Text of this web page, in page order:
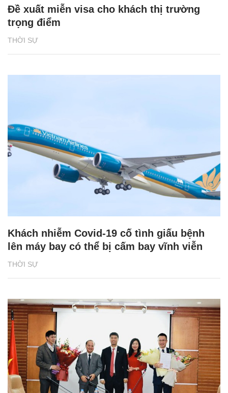
THỜI SỰ
Đề xuất miễn visa cho khách thị trường
trọng điểm
THỜI SỰ
Khách nhiễm Covid-19 cố tình giấu bệnh
lên máy bay có thể bị cấm bay vĩnh viễn